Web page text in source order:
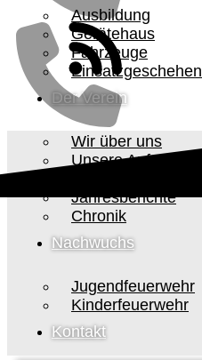
Ausbildung
Gerätehaus
Fahrzeuge
Einsatzgeschehen
Der Verein
Wir über uns
Unsere Aufgabe
Jahresberichte
Chronik
Nachwuchs
Jugendfeuerwehr
Kinderfeuerwehr
Kontakt